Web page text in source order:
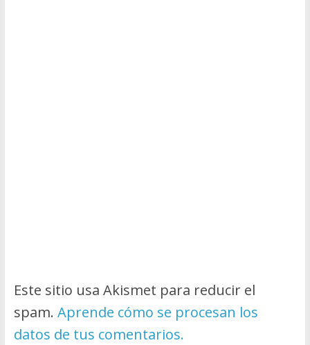
Este sitio usa Akismet para reducir el
spam. Aprende cómo se procesan los
datos de tus comentarios.